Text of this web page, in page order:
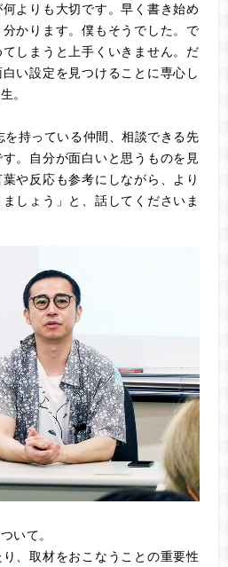
よりも大切です。早く書き始め
かります。僕もそうでした。で
しまうと上手くいきません。だ
い設定を見つけることに専心し
。
持っている仲間、相談できる先
。自分が面白いと思うものを見
や反応も参考にしながら、より
しょう」と、話してくださいま
いて。
、取材をおこなうことの重要性